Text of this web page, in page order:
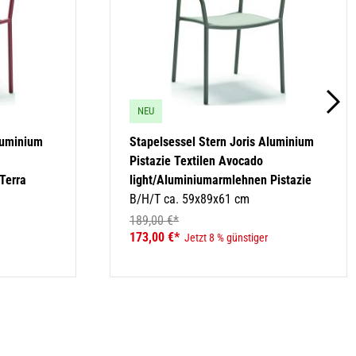
NEU
Stapelsessel Stern Joris Aluminium
Pistazie Textilen Avocado
light/Aluminiumarmlehnen Pistazie
B/H/T ca. 59x89x61 cm
189,00 €*
173,00 €* Jetzt 8 % günstiger